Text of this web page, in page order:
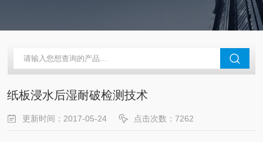
纸板浸水后湿耐破检测技术
更新时间：2017-05-24 点击次数：7262